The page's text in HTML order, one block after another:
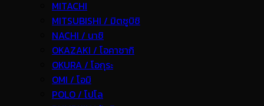
MITACHI
MITSUBISHI / มิตซูบิชิ
NACHI / นาชิ
OKAZAKI / โอคาซากิ
OKURA / โอกุระ
OMI / โอมิ
POLO / โปโล